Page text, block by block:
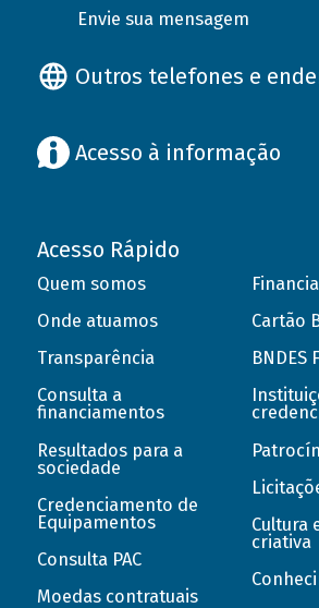
Envie sua mensagem
Outros telefones e
Acesso à informação
Acesso Rápido
Quem somos
Onde atuamos
Transparência
Consulta a
financiamentos
Resultados para a
sociedade
Credenciamento de
Equipamentos
Consulta PAC
Moedas contratuais
Cartão
BNDES
Cultura
criativa